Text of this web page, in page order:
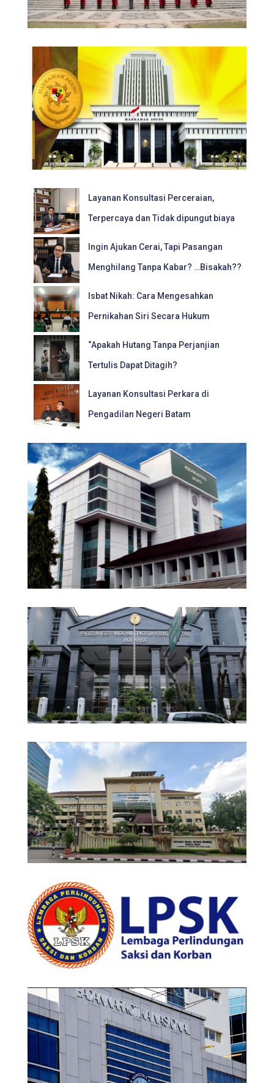
Layanan Konsultasi Perceraian,
Terpercaya dan Tidak dipungut biaya
Ingin Ajukan Cerai, Tapi Pasangan
Menghilang Tanpa Kabar? …Bisakah??
Isbat Nikah: Cara Mengesahkan
Pernikahan Siri Secara Hukum
“Apakah Hutang Tanpa Perjanjian
Tertulis Dapat Ditagih?
Layanan Konsultasi Perkara di
Pengadilan Negeri Batam